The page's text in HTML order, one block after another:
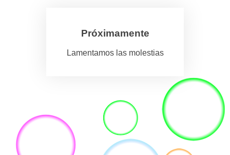
Próximamente
Lamentamos las molestias